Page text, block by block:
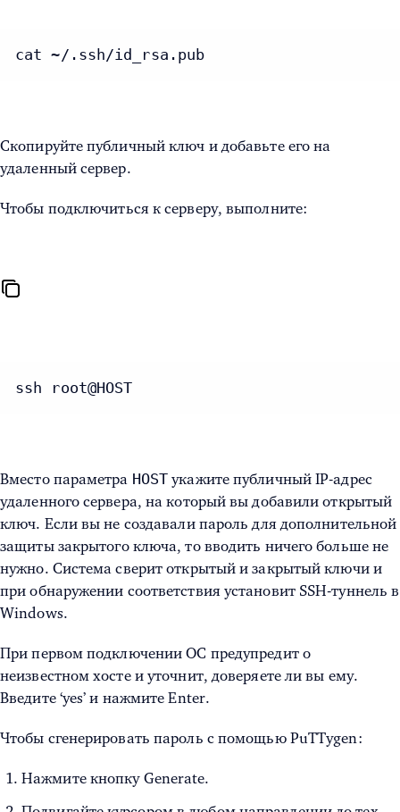
cat ~/.ssh/id_rsa.pub
Скопируйте публичный ключ и добавьте его на
удаленный сервер.
Чтобы подключиться к серверу, выполните:
ssh root@HOST
Вместо параметра HOST укажите публичный IP-адрес
удаленного сервера, на который вы добавили открытый
ключ. Если вы не создавали пароль для дополнительной
защиты закрытого ключа, то вводить ничего больше не
нужно. Система сверит открытый и закрытый ключи и
при обнаружении соответствия установит SSH-туннель в
Windows.
При первом подключении ОС предупредит о
неизвестном хосте и уточнит, доверяете ли вы ему.
Введите ‘yes’ и нажмите Enter.
Чтобы сгенерировать пароль с помощью PuTTygen:
Нажмите кнопку Generate.